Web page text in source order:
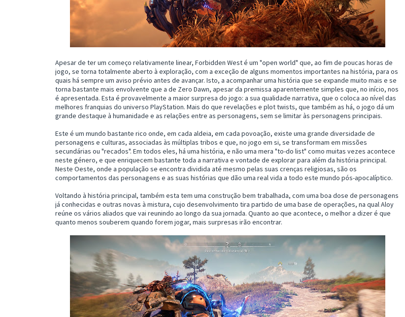
Apesar de ter um começo relativamente linear, Forbidden West é um "open world" que, ao fim de poucas horas de
jogo, se torna totalmente aberto à exploração, com a exceção de alguns momentos importantes na história, para os
quais há sempre um aviso prévio antes de avançar. Isto, a acompanhar uma história que se expande muito mais e se
torna bastante mais envolvente que a de Zero Dawn, apesar da premissa aparentemente simples que, no início, nos
é apresentada. Esta é provavelmente a maior surpresa do jogo: a sua qualidade narrativa, que o coloca ao nível das
melhores franquias do universo PlayStation. Mais do que revelações e plot twists, que também as há, o jogo dá um
grande destaque à humanidade e as relações entre as personagens, sem se limitar às personagens principais.
Este é um mundo bastante rico onde, em cada aldeia, em cada povoação, existe uma grande diversidade de
personagens e culturas, associadas às múltiplas tribos e que, no jogo em si, se transformam em missões
secundárias ou "recados". Em todos eles, há uma história, e não uma mera "to-do list" como muitas vezes acontece
neste género, e que enriquecem bastante toda a narrativa e vontade de explorar para além da história principal.
Neste Oeste, onde a população se encontra dividida até mesmo pelas suas crenças religiosas, são os
comportamentos das personagens e as suas histórias que dão uma real vida a todo este mundo pós-apocalíptico.
Voltando à história principal, também esta tem uma construção bem trabalhada, com uma boa dose de personagens
já conhecidas e outras novas à mistura, cujo desenvolvimento tira partido de uma base de operações, na qual Aloy
reúne os vários aliados que vai reunindo ao longo da sua jornada. Quanto ao que acontece, o melhor a dizer é que
quanto menos souberem quando forem jogar, mais surpresas irão encontrar.